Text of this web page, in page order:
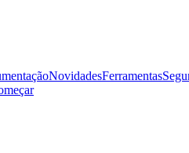
NovidadesFerramentas